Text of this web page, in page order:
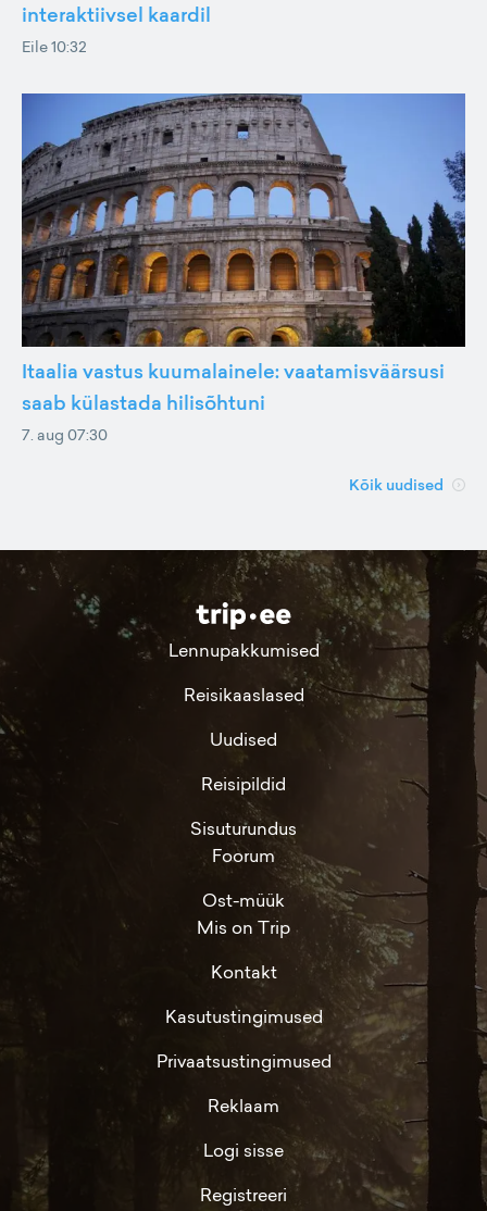
interaktiivsel kaardil
Eile 10:32
Itaalia vastus kuumalainele: vaatamisväärsusi
saab külastada hilisõhtuni
7. aug 07:30
Kõik uudised
Lennupakkumised
Reisikaaslased
Uudised
Reisipildid
Sisuturundus
Foorum
Ost-müük
Mis on Trip
Kontakt
Kasutustingimused
Privaatsustingimused
Reklaam
Logi sisse
Registreeri